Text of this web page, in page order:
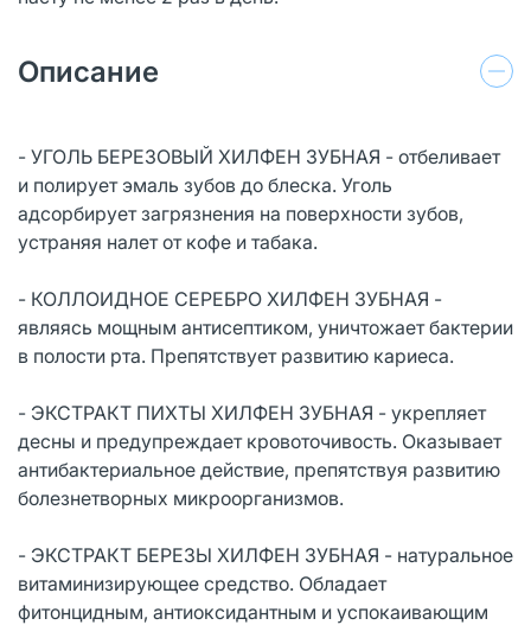
Описание
- УГОЛЬ БЕРЕЗОВЫЙ ХИЛФЕН ЗУБНАЯ - отбеливает
и полирует эмаль зубов до блеска. Уголь
адсорбирует загрязнения на поверхности зубов,
устраняя налет от кофе и табака.
- КОЛЛОИДНОЕ СЕРЕБРО ХИЛФЕН ЗУБНАЯ -
являясь мощным антисептиком, уничтожает бактерии
в полости рта. Препятствует развитию кариеса.
- ЭКСТРАКТ ПИХТЫ ХИЛФЕН ЗУБНАЯ - укрепляет
десны и предупреждает кровоточивость. Оказывает
антибактериальное действие, препятствуя развитию
болезнетворных микроорганизмов.
- ЭКСТРАКТ БЕРЕЗЫ ХИЛФЕН ЗУБНАЯ - натуральное
витаминизирующее средство. Обладает
фитонцидным, антиоксидантным и успокаивающим